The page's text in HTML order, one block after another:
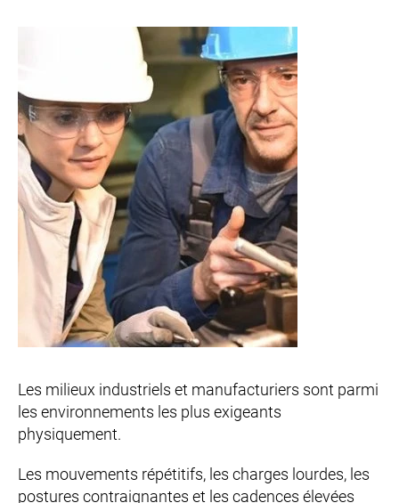
Les milieux industriels et manufacturiers sont parmi
les environnements les plus exigeants
physiquement.
Les mouvements répétitifs, les charges lourdes, les
postures contraignantes et les cadences élevées